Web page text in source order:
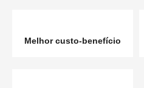
Melhor custo-benefício